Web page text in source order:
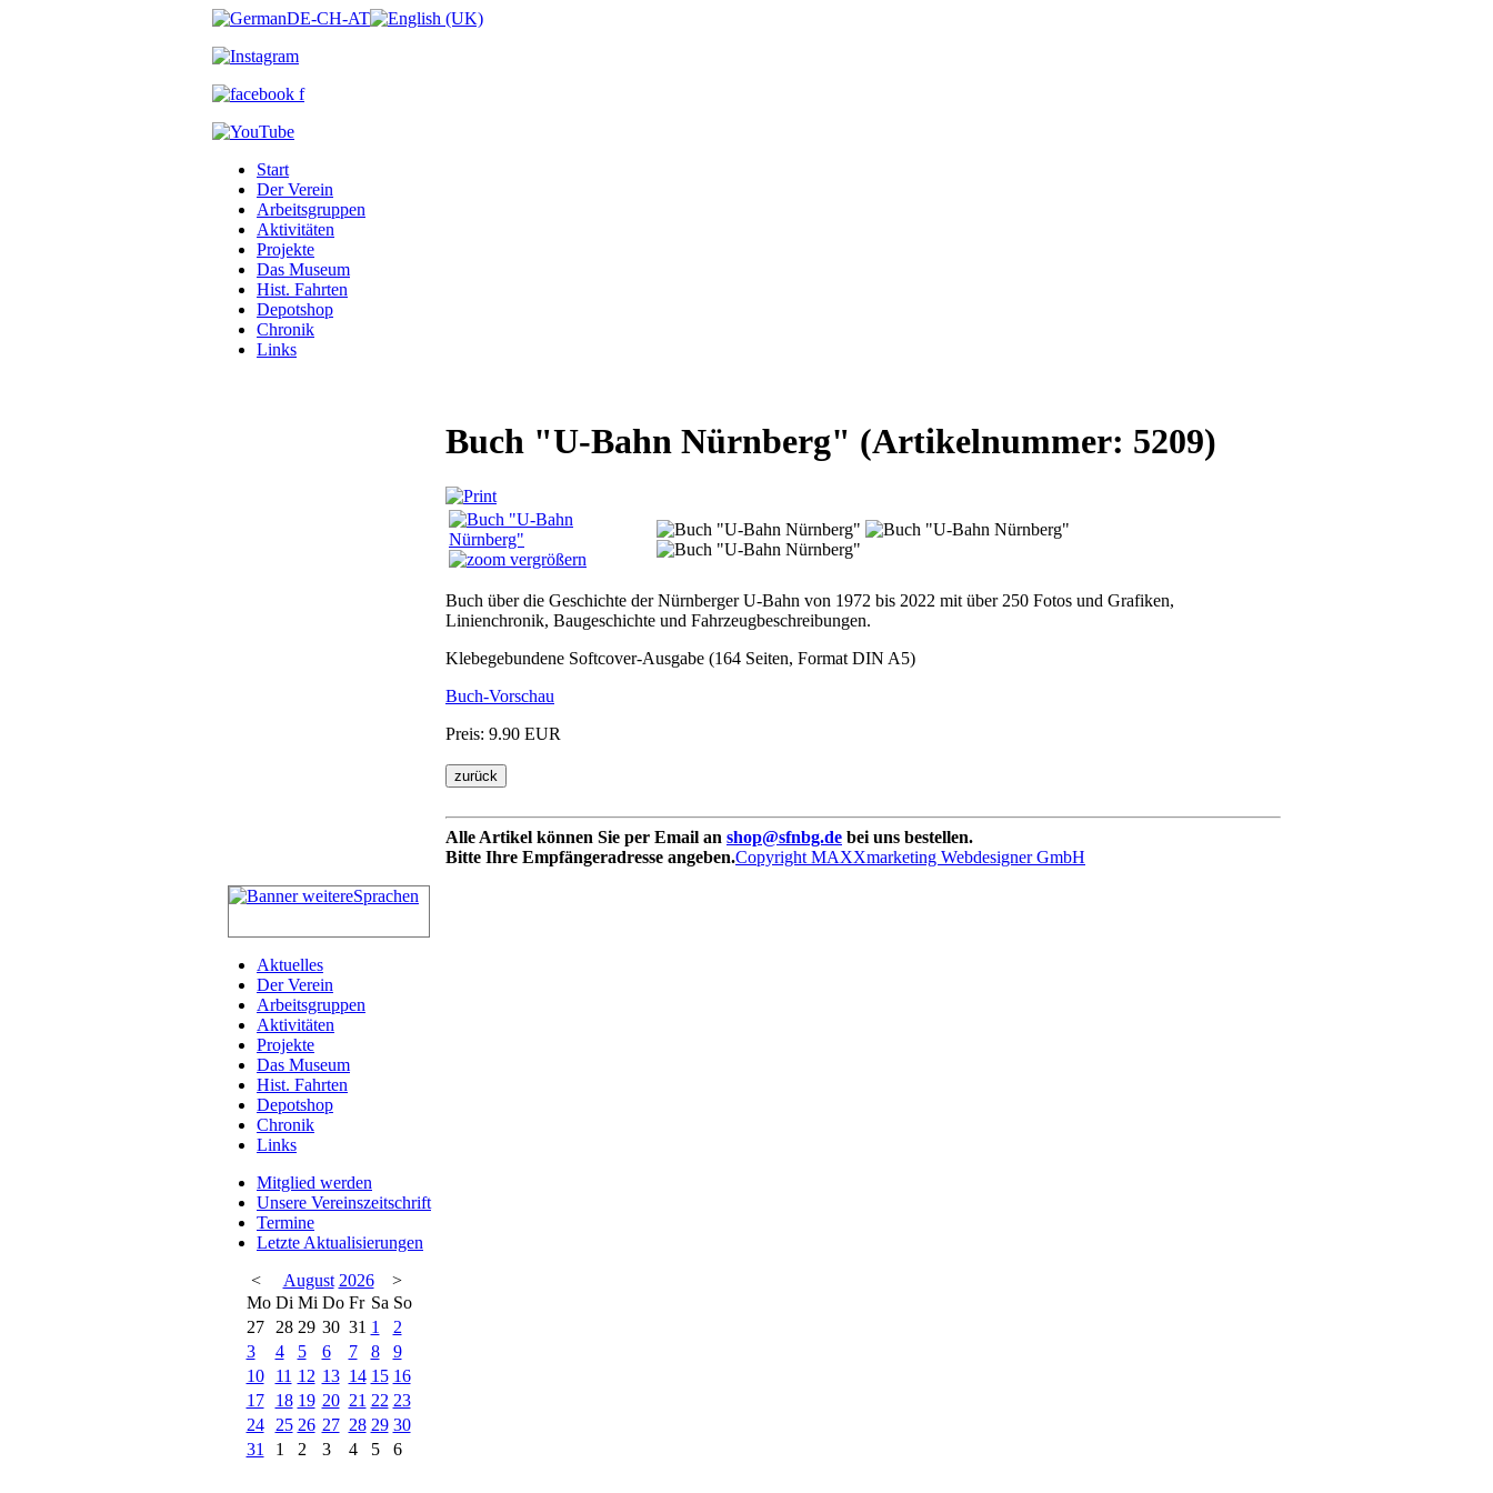
Start
Der Verein
Arbeitsgruppen
Aktivitäten
Projekte
Das Museum
Hist. Fahrten
Depotshop
Chronik
Links
Buch "U-Bahn Nürnberg" (Artikelnummer: 5209)
vergrößern
Buch über die Geschichte der Nürnberger U-Bahn von 1972 bis 2022 mit über 250 Fotos und Grafiken,
Linienchronik, Baugeschichte und Fahrzeugbeschreibungen.
Klebegebundene Softcover-Ausgabe (164 Seiten, Format DIN A5)
Buch-Vorschau
Preis: 9.90 EUR
Alle Artikel können Sie per Email an shop@sfnbg.de bei uns bestellen.
Bitte Ihre Empfängeradresse angeben.Copyright MAXXmarketing Webdesigner GmbH
Aktuelles
Der Verein
Arbeitsgruppen
Aktivitäten
Projekte
Das Museum
Hist. Fahrten
Depotshop
Chronik
Links
Mitglied werden
Unsere Vereinszeitschrift
Termine
Letzte Aktualisierungen
<
August 2026
>
Mo Di Mi Do Fr Sa So
27
28 29 30 31 1
2
3
4 5 6 7 8
9
10
11 12 13 14 15 16
17
18 19 20 21 22 23
24
25 26 27 28 29 30
31
1 2 3 4 5 6